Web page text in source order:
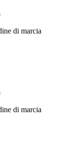
di marcia
di marcia